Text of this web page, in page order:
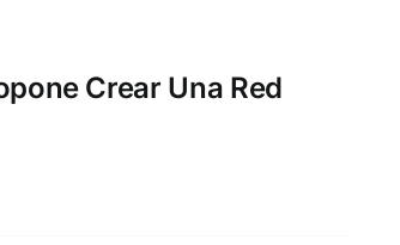
Crear Una Red